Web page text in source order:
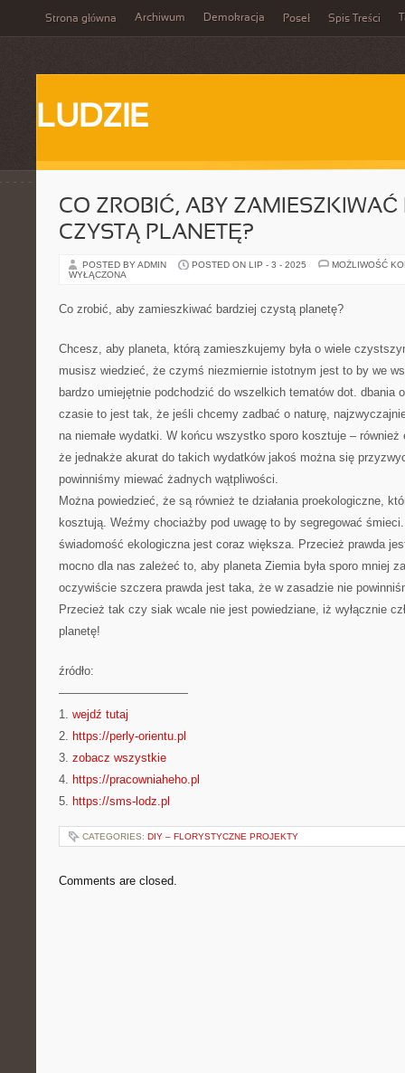
Strona główna Archiwum Demokracja Poseł Spis Treści
LUDZIE
CO ZROBIĆ, ABY ZAMIESZKIWAĆ
CZYSTĄ PLANETĘ?
POSTED BY ADMIN POSTED ON LIP - 3 - 2025
MOŻLIWOŚĆ
WYŁĄCZONA
Co zrobić, aby zamieszkiwać bardziej czystą planetę?
Chcesz, aby planeta, którą zamieszkujemy była o wiele
musisz wiedzieć, że czymś niezmiernie istotnym jest to by we
bardzo umiejętnie podchodzić do wszelkich tematów dot. dbania
czasie to jest tak, że jeśli chcemy zadbać o naturę,
na niemałe wydatki. W końcu wszystko sporo kosztuje –
że jednakże akurat do takich wydatków jakoś można się
powinniśmy miewać żadnych wątpliwości.
Można powiedzieć, że są również te działania proekologiczne,
kosztują. Weźmy chociażby pod uwagę to by segregować
świadomość ekologiczna jest coraz większa. Przecież prawda
mocno dla nas zależeć to, aby planeta Ziemia była sporo mniej
oczywiście szczera prawda jest taka, że w zasadzie nie
Przecież tak czy siak wcale nie jest powiedziane, iż wyłącznie
planetę!
źródło:
———————————
1. wejdź tutaj
2. https://perly-orientu.pl
3. zobacz wszystkie
4. https://pracowniaheho.pl
5. https://sms-lodz.pl
CATEGORIES: DIY – FLORYSTYCZNE PROJEKTY
Comments are closed.